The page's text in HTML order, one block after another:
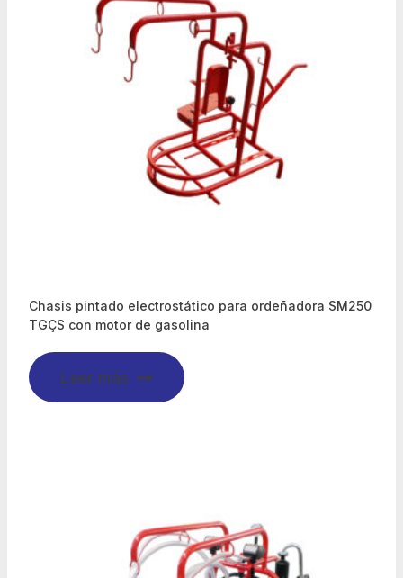
Chasis pintado electrostático para ordeñadora SM250
TGÇS con motor de gasolina
Leer más